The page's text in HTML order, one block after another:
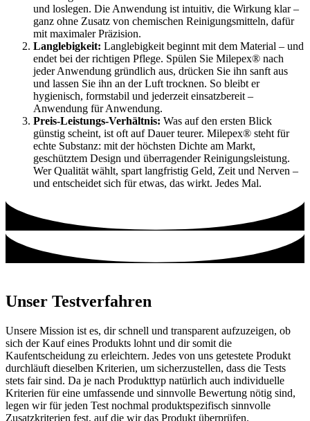
und loslegen. Die Anwendung ist intuitiv, die Wirkung klar –
ganz ohne Zusatz von chemischen Reinigungsmitteln, dafür
mit maximaler Präzision.
Langlebigkeit: Langlebigkeit beginnt mit dem Material – und
endet bei der richtigen Pflege. Spülen Sie Milepex® nach
jeder Anwendung gründlich aus, drücken Sie ihn sanft aus
und lassen Sie ihn an der Luft trocknen. So bleibt er
hygienisch, formstabil und jederzeit einsatzbereit –
Anwendung für Anwendung.
Preis-Leistungs-Verhältnis: Was auf den ersten Blick
günstig scheint, ist oft auf Dauer teurer. Milepex® steht für
echte Substanz: mit der höchsten Dichte am Markt,
geschütztem Design und überragender Reinigungsleistung.
Wer Qualität wählt, spart langfristig Geld, Zeit und Nerven –
und entscheidet sich für etwas, das wirkt. Jedes Mal.
Unser Testverfahren
Unsere Mission ist es, dir schnell und transparent aufzuzeigen, ob
sich der Kauf eines Produkts lohnt und dir somit die
Kaufentscheidung zu erleichtern. Jedes von uns getestete Produkt
durchläuft dieselben Kriterien, um sicherzustellen, dass die Tests
stets fair sind. Da je nach Produkttyp natürlich auch individuelle
Kriterien für eine umfassende und sinnvolle Bewertung nötig sind,
legen wir für jeden Test nochmal produktspezifisch sinnvolle
Zusatzkriterien fest, auf die wir das Produkt überprüfen.